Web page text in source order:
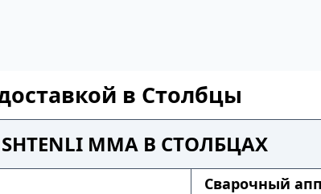
в Столбцы
MMA В СТОЛБЦАХ
Сварочный